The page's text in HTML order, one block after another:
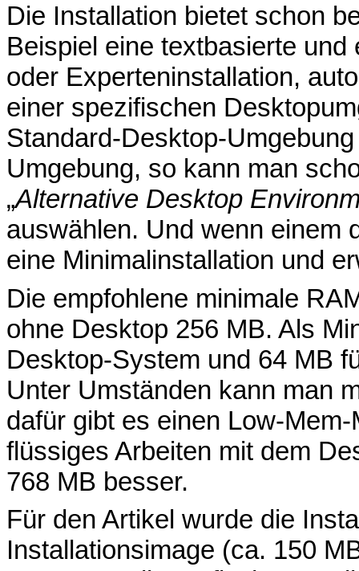
Die Installation bietet schon
Beispiel eine textbasierte
oder Experteninstallation,
einer spezifischen
Standard-Desktop-
Umgebung, so kann man
„Alternative Desktop
auswählen. Und wenn einem
eine Minimalinstallation und
Die empfohlene minimale
ohne Desktop 256 MB. Als
Desktop-System und 64 MB
Unter Umständen kann man
dafür gibt es einen Low-
flüssiges Arbeiten mit dem
768 MB besser.
Für den Artikel wurde die
Installationsimage (ca. 150